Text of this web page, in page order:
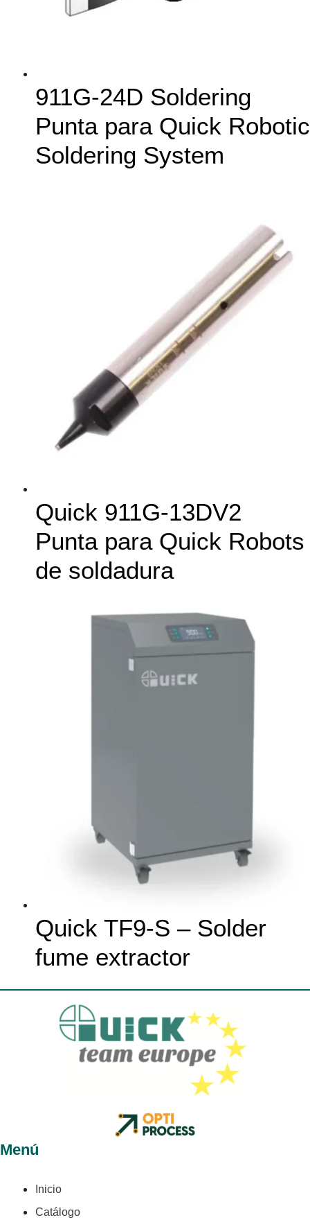
911G-24D Soldering
Punta para Quick Robotic
Soldering System
Quick 911G-13DV2
Punta para Quick Robots
de soldadura
Quick TF9-S – Solder
fume extractor
Menú
Inicio
Catálogo